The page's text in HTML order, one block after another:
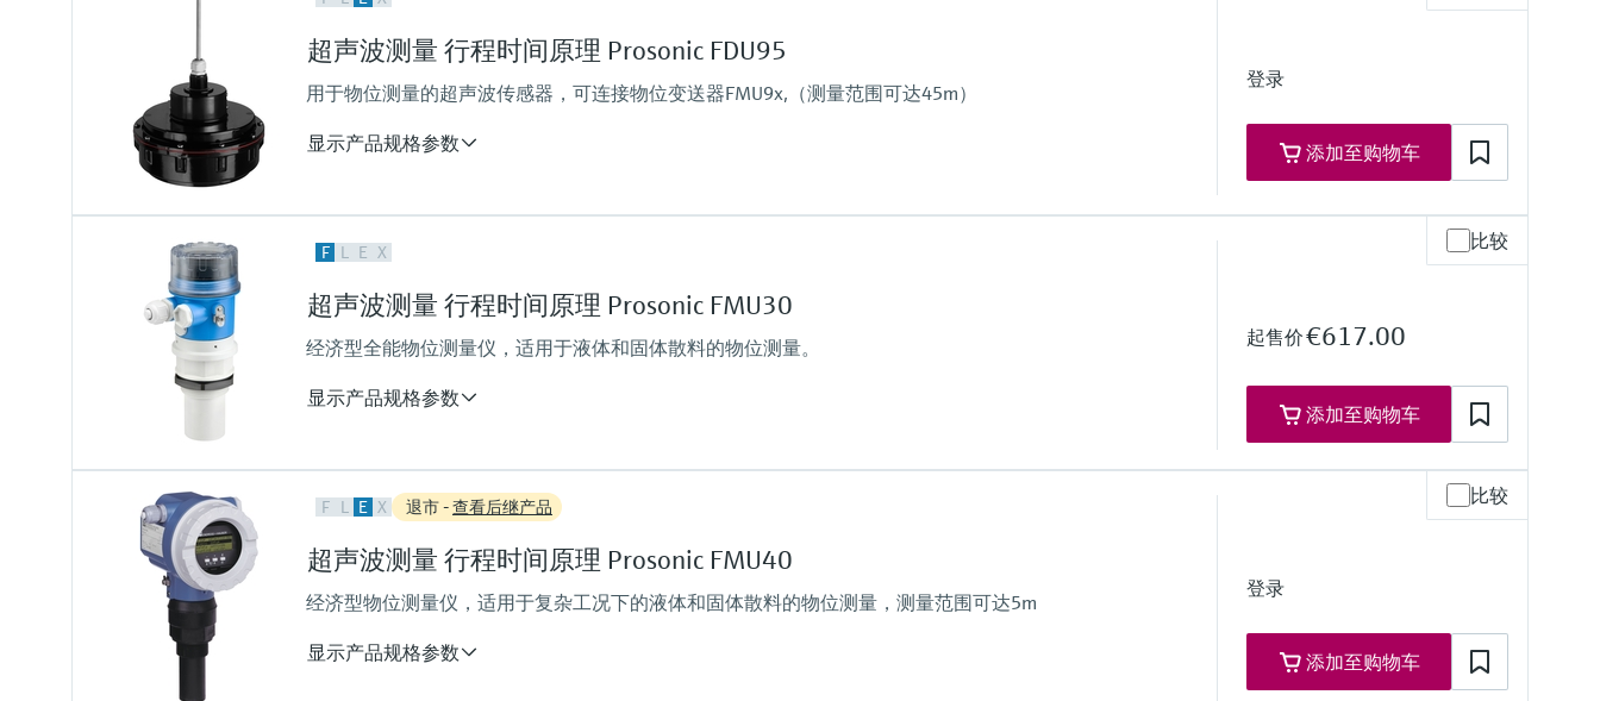
过程温度
-40...95 °C
(-40...203 °F)
过程压力（绝压）/最大过压限定值
0.7...3 bar abs
(10...43 psi)
硅/ Al PTFE涂层
超声波测量 行程时间原理 Prosonic FDU95
用于物位测量的超声波传感器，可连接物位变送器FMU9x,（测量范围可达45m）
显示产品规格参数
登录
添加至购物车
测量精度
过程温度
-40...80 °C
或150 °C
(-40...176 °F
或302 °F)
过程压力（绝压）/最大过压限定值
F L E X 比较
超声波测量 行程时间原理 Prosonic FMU30
经济型全能物位测量仪，适用于液体和固体散料的物位测量。
显示产品规格参数
起售价€617.00
添加至购物车
测量精度
+/- 3mm或设定量程的+/- 0.2 %
过程温度
-20...60 °C
(-4...140 °F)
过程压力（绝压）/最大过压限定值
0.7... 3 bar abs
(10...44 psi)
PP/EPDM
F L E X 退市 -查看后继产品 比较
超声波测量 行程时间原理 Prosonic FMU40
经济型物位测量仪，适用于复杂工况下的液体和固体散料的物位测量，测量范围可达5m
显示产品规格参数
登录
添加至购物车